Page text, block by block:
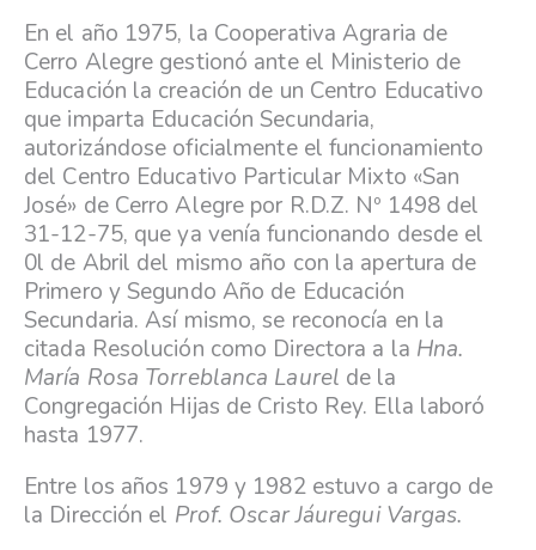
En el año 1975, la Cooperativa Agraria de
Cerro Alegre gestionó ante el Ministerio de
Educación la creación de un Centro Educativo
que imparta Educación Secundaria,
autorizándose oficialmente el funcionamiento
del Centro Educativo Particular Mixto «San
José» de Cerro Alegre por R.D.Z. Nº 1498 del
31-12-75, que ya venía funcionando desde el
0l de Abril del mismo año con la apertura de
Primero y Segundo Año de Educación
Secundaria. Así mismo, se reconocía en la
citada Resolución como Directora a la Hna.
María Rosa Torreblanca Laurel de la
Congregación Hijas de Cristo Rey. Ella laboró
hasta 1977.
Entre los años 1979 y 1982 estuvo a cargo de
la Dirección el Prof. Oscar Jáuregui Vargas.